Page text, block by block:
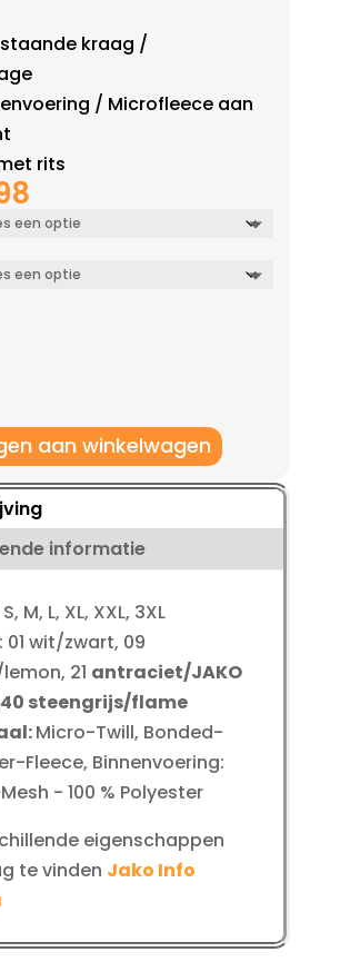
kraag /
/ Microfleece aan
rits
aan winkelwagen
informatie
M, L, XL, XXL, 3XL
01 wit/zwart, 09
21 antraciet/JAKO
steengrijs/flame
Micro-Twill, Bonded-
Fleece, Binnenvoering:
- 100 % Polyester
eigenschappen
te vinden Jako Info